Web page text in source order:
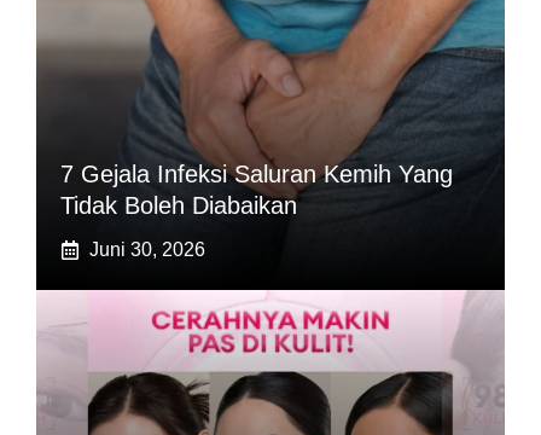
7 Gejala Infeksi Saluran Kemih Yang
Tidak Boleh Diabaikan
Juni 30, 2026